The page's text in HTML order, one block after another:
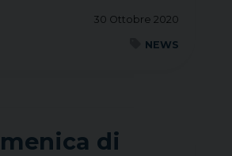
30 Ottobre 2020
NEWS
di